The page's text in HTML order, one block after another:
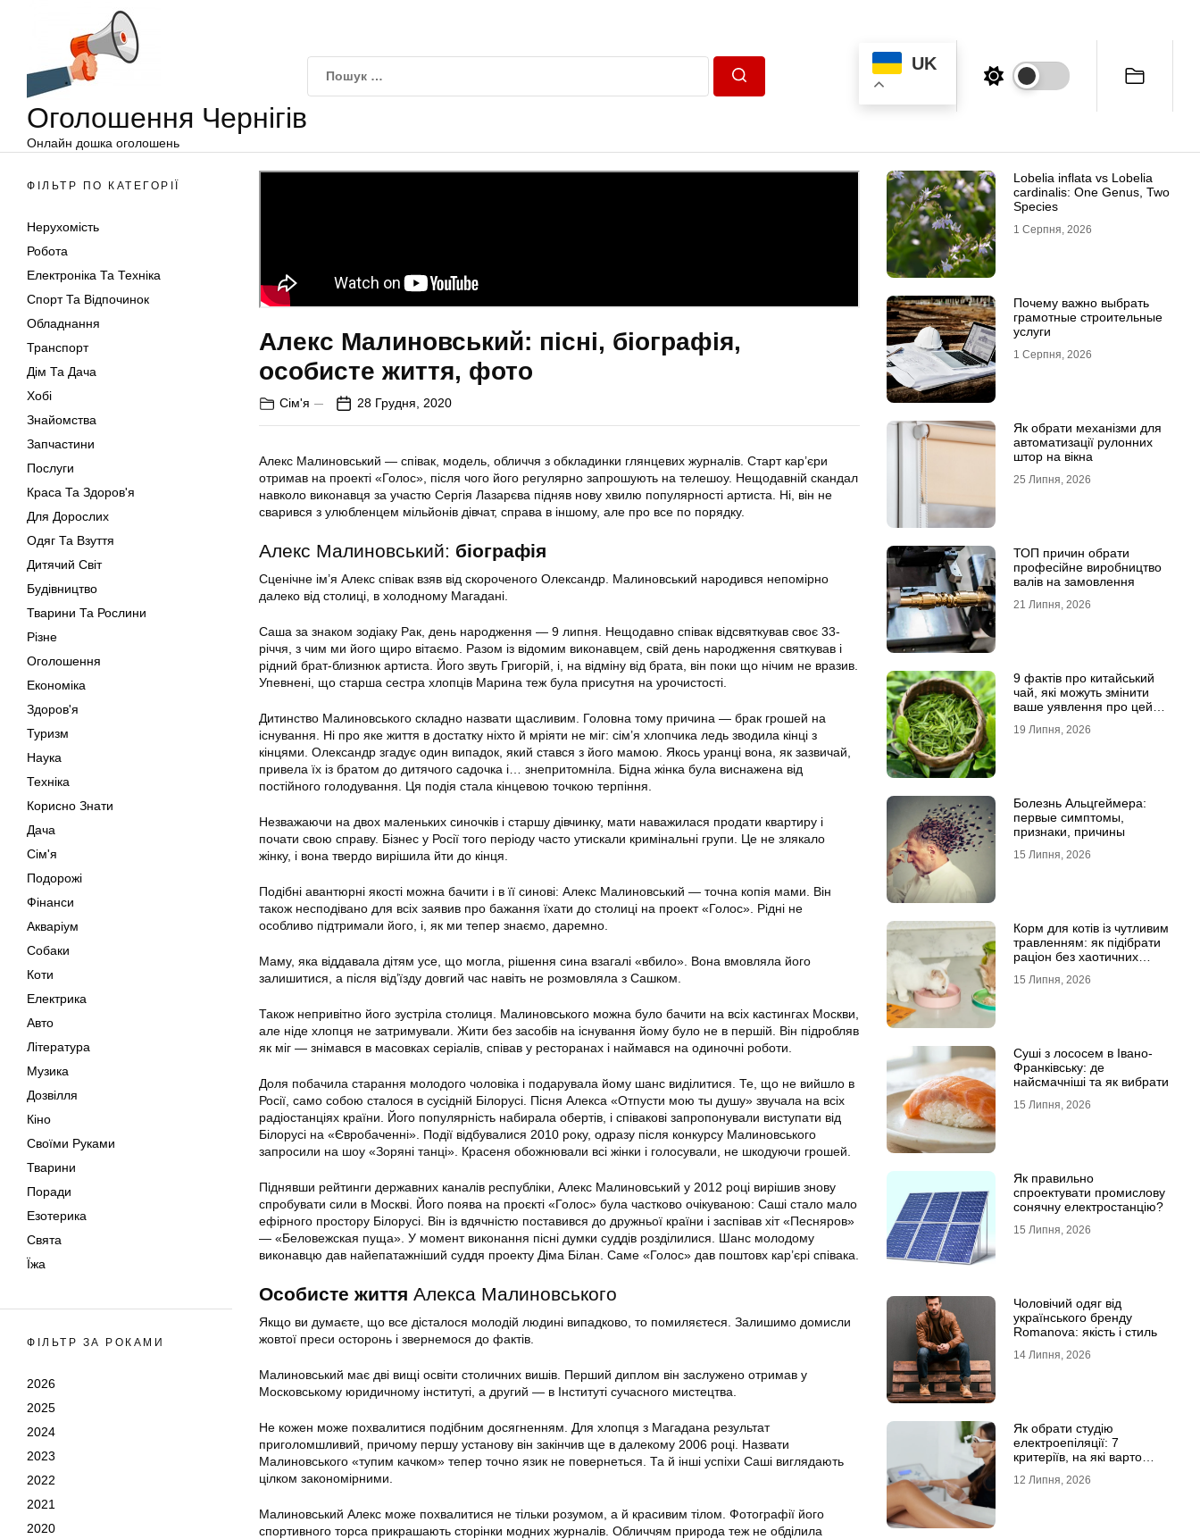
Оголошення Чернігів
Онлайн дошка оголошень
UK
ФІЛЬТР ПО КАТЕГОРІЇ
Нерухомість
Робота
Електроніка Та Техніка
Спорт Та Відпочинок
Обладнання
Транспорт
Дім Та Дача
Хобі
Знайомства
Запчастини
Послуги
Краса Та Здоров'я
Для Дорослих
Одяг Та Взуття
Дитячий Світ
Будівництво
Тварини Та Рослини
Різне
Оголошення
Економіка
Здоров'я
Туризм
Наука
Техніка
Корисно Знати
Дача
Сім'я
Подорожі
Фінанси
Акваріум
Собаки
Коти
Електрика
Авто
Література
Музика
Дозвілля
Кіно
Своїми Руками
Тварини
Поради
Езотерика
Свята
Їжа
ФІЛЬТР ЗА РОКАМИ
2026
2025
2024
2023
2022
2021
2020
Алекс Малиновський: пісні, біографія,
особисте життя, фото
Сім'я 28 Грудня, 2020
Алекс Малиновський — співак, модель, обличчя з обкладинки глянцевих журналів. Старт кар’єри
отримав на проекті «Голос», після чого його регулярно запрошують на телешоу. Нещодавній скандал
навколо виконавця за участю Сергія Лазарєва підняв нову хвилю популярності артиста. Ні, він не
сварився з улюбленцем мільйонів дівчат, справа в іншому, але про все по порядку.
Алекс Малиновський: біографія
Сценічне ім’я Алекс співак взяв від скороченого Олександр. Малиновський народився непомірно
далеко від столиці, в холодному Магадані.
Саша за знаком зодіаку Рак, день народження — 9 липня. Нещодавно співак відсвяткував своє 33-
річчя, з чим ми його щиро вітаємо. Разом із відомим виконавцем, свій день народження святкував і
рідний брат-близнюк артиста. Його звуть Григорій, і, на відміну від брата, він поки що нічим не вразив.
Упевнені, що старша сестра хлопців Марина теж була присутня на урочистості.
Дитинство Малиновського складно назвати щасливим. Головна тому причина — брак грошей на
існування. Ні про яке життя в достатку ніхто й мріяти не міг: сім’я хлопчика ледь зводила кінці з
кінцями. Олександр згадує один випадок, який стався з його мамою. Якось уранці вона, як зазвичай,
привела їх із братом до дитячого садочка і… знепритомніла. Бідна жінка була виснажена від
постійного голодування. Ця подія стала кінцевою точкою терпіння.
Незважаючи на двох маленьких синочків і старшу дівчинку, мати наважилася продати квартиру і
почати свою справу. Бізнес у Росії того періоду часто утискали кримінальні групи. Це не злякало
жінку, і вона твердо вирішила йти до кінця.
Подібні авантюрні якості можна бачити і в її синові: Алекс Малиновський — точна копія мами. Він
також несподівано для всіх заявив про бажання їхати до столиці на проект «Голос». Рідні не
особливо підтримали його, і, як ми тепер знаємо, даремно.
Маму, яка віддавала дітям усе, що могла, рішення сина взагалі «вбило». Вона вмовляла його
залишитися, а після від’їзду довгий час навіть не розмовляла з Сашком.
Також непривітно його зустріла столиця. Малиновського можна було бачити на всіх кастингах Москви,
але ніде хлопця не затримували. Жити без засобів на існування йому було не в першій. Він підробляв
як міг — знімався в масовках серіалів, співав у ресторанах і наймався на одиночні роботи.
Доля побачила старання молодого чоловіка і подарувала йому шанс виділитися. Те, що не вийшло в
Росії, само собою сталося в сусідній Білорусі. Пісня Алекса «Отпусти мою ты душу» звучала на всіх
радіостанціях країни. Його популярність набирала обертів, і співакові запропонували виступати від
Білорусі на «Євробаченні». Події відбувалися 2010 року, одразу після конкурсу Малиновського
запросили на шоу «Зоряні танці». Красеня обожнювали всі жінки і голосували, не шкодуючи грошей.
Піднявши рейтинги державних каналів республіки, Алекс Малиновський у 2012 році вирішив знову
спробувати сили в Москві. Його поява на проєкті «Голос» була частково очікуваною: Саші стало мало
ефірного простору Білорусі. Він із вдячністю поставився до дружньої країни і заспівав хіт «Песняров»
— «Беловежская пуща». У момент виконання пісні думки суддів розділилися. Шанс молодому
виконавцю дав найепатажніший суддя проекту Діма Білан. Саме «Голос» дав поштовх кар’єрі співака.
Особисте життя Алекса Малиновського
Якщо ви думаєте, що все дісталося молодій людині випадково, то помиляєтеся. Залишимо домисли
жовтої преси осторонь і звернемося до фактів.
Малиновський має дві вищі освіти столичних вишів. Перший диплом він заслужено отримав у
Московському юридичному інституті, а другий — в Інституті сучасного мистецтва.
Не кожен може похвалитися подібним досягненням. Для хлопця з Магадана результат
приголомшливий, причому першу установу він закінчив ще в далекому 2006 році. Назвати
Малиновського «тупим качком» тепер точно язик не повернеться. Та й інші успіхи Саші виглядають
цілком закономірними.
Малиновський Алекс може похвалитися не тільки розумом, а й красивим тілом. Фотографії його
спортивного торса прикрашають сторінки модних журналів. Обличчям природа теж не обділила
Lobelia inflata vs Lobelia
cardinalis: One Genus, Two
Species
1 Серпня, 2026
Почему важно выбрать
грамотные строительные
услуги
1 Серпня, 2026
Як обрати механізми для
автоматизації рулонних
штор на вікна
25 Липня, 2026
ТОП причин обрати
професійне виробництво
валів на замовлення
21 Липня, 2026
9 фактів про китайський
чай, які можуть змінити
ваше уявлення про цей
19 Липня, 2026
Болезнь Альцгеймера:
первые симптомы,
признаки, причины
15 Липня, 2026
Корм для котів із чутливим
травленням: як підібрати
раціон без хаотичних
15 Липня, 2026
Суші з лососем в Івано-
Франківську: де
найсмачніші та як вибрати
15 Липня, 2026
Як правильно
спроектувати промислову
сонячну електростанцію?
15 Липня, 2026
Чоловічий одяг від
українського бренду
Romanova: якість і стиль
14 Липня, 2026
Як обрати студію
електроепіляції: 7
критеріїв, на які варто
12 Липня, 2026